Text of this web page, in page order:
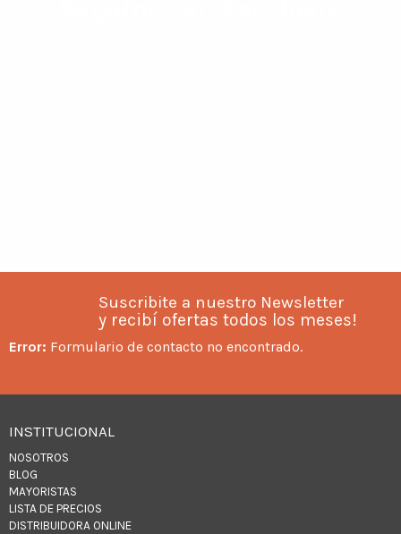
Suscribite a nuestro Newsletter
y recibí ofertas todos los meses!
Error: Formulario de contacto no encontrado.
INSTITUCIONAL
NOSOTROS
BLOG
MAYORISTAS
LISTA DE PRECIOS
DISTRIBUIDORA ONLINE